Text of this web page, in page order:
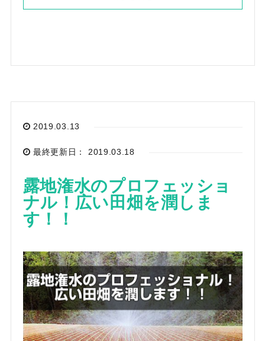
2019.03.13
最終更新日： 2019.03.18
露地潅水のプロフェッショ
ナル！広い田畑を潤しま
す！！